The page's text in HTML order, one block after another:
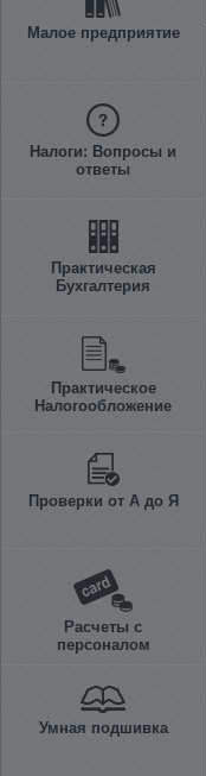
Малое предприятие
Налоги: Вопросы и
ответы
Практическая
Бухгалтерия
Практическое
Налогообложение
Проверки от А до Я
Расчеты с
персоналом
Умная подшивка